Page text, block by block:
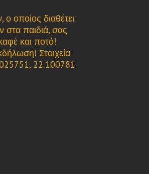
οποίος διαθέτει
στα παιδιά, σας
και ποτό!
Στοιχεία
22.100781